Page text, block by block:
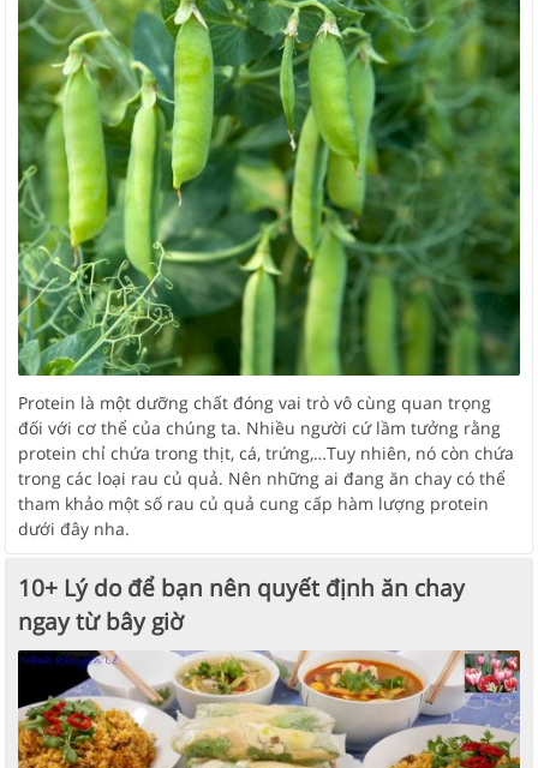
Protein là một dưỡng chất đóng vai trò vô cùng quan trọng
đối với cơ thể của chúng ta. Nhiều người cứ lầm tưởng rằng
protein chỉ chứa trong thịt, cá, trứng,…Tuy nhiên, nó còn chứa
trong các loại rau củ quả. Nên những ai đang ăn chay có thể
tham khảo một số rau củ quả cung cấp hàm lượng protein
dưới đây nha.
10+ Lý do để bạn nên quyết định ăn chay
ngay từ bây giờ